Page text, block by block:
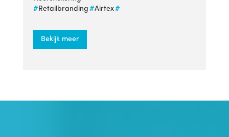
#Retailbranding #Airtex#
Bekijk meer